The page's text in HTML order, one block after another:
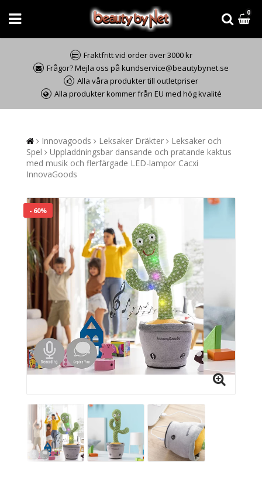
0
Fraktfritt vid order över 3000 kr
Frågor? Mejla oss på kundservice@beautybynet.se
Alla våra produkter till outletpriser
Alla produkter kommer från EU med hög kvalité
Innovagoods Leksaker Dräkter
Leksaker och
Spel
Uppladdningsbar dansande och pratande kaktus
med musik och flerfärgade LED-lampor Cacxi
InnovaGoods
- 60%